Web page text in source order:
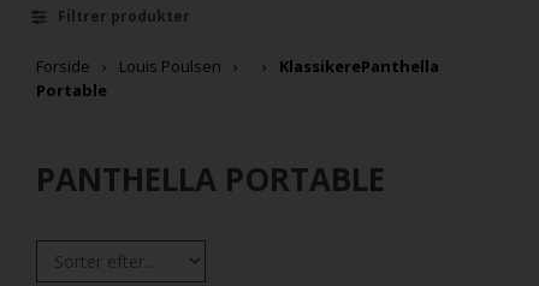
Filtrer produkter
Forside Louis Poulsen KlassikerePanthella
Portable
PANTHELLA PORTABLE